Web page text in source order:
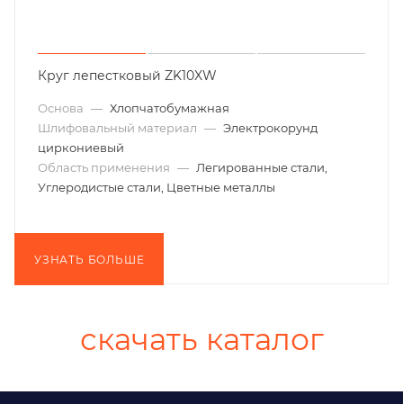
Круг лепестковый ZK10XW
Основа — Хлопчатобумажная
Шлифовальный материал — Электрокорунд
циркониевый
Область применения — Легированные стали,
Углеродистые стали, Цветные металлы
УЗНАТЬ БОЛЬШЕ
скачать каталог